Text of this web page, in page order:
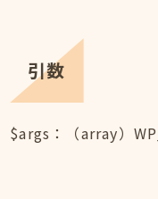
引数
$args：（array）